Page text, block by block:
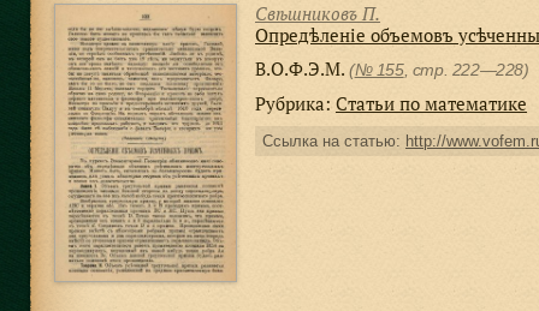
Свѣшниковъ П.
Опредѣленіе объемовъ
В.О.Ф.Э.М. (№ 155, стр. 222—228)
Рубрика: Статьи по математике
Ссылка на статью: http://